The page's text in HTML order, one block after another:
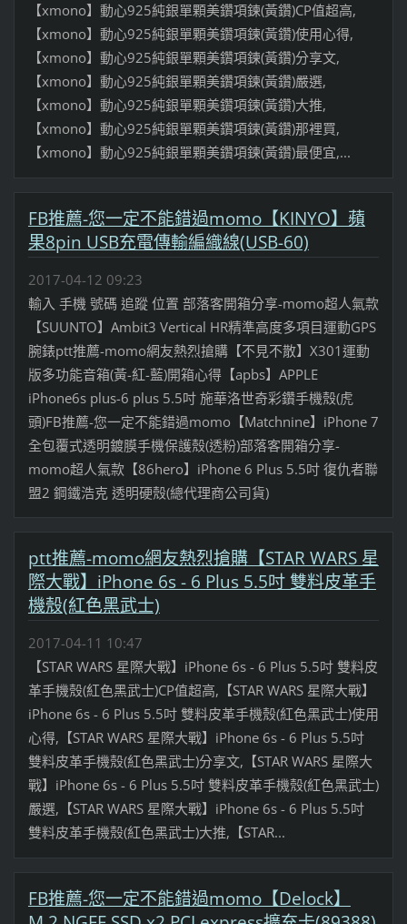
【xmono】動心925純銀單顆美鑽項鍊(黃鑽)CP值超高,
【xmono】動心925純銀單顆美鑽項鍊(黃鑽)使用心得,
【xmono】動心925純銀單顆美鑽項鍊(黃鑽)分享文,
【xmono】動心925純銀單顆美鑽項鍊(黃鑽)嚴選,
【xmono】動心925純銀單顆美鑽項鍊(黃鑽)大推,
【xmono】動心925純銀單顆美鑽項鍊(黃鑽)那裡買,
【xmono】動心925純銀單顆美鑽項鍊(黃鑽)最便宜,...
FB推薦-您一定不能錯過momo【KINYO】蘋
果8pin USB充電傳輸編織線(USB-60)
2017-04-12 09:23
輸入 手機 號碼 追蹤 位置 部落客開箱分享-momo超人氣款
【SUUNTO】Ambit3 Vertical HR精準高度多項目運動GPS
腕錶ptt推薦-momo網友熱烈搶購【不見不散】X301運動
版多功能音箱(黃-紅-藍)開箱心得【apbs】APPLE
iPhone6s plus-6 plus 5.5吋 施華洛世奇彩鑽手機殼(虎
頭)FB推薦-您一定不能錯過momo【Matchnine】iPhone 7
全包覆式透明鍍膜手機保護殼(透粉)部落客開箱分享-
momo超人氣款【86hero】iPhone 6 Plus 5.5吋 復仇者聯
盟2 鋼鐵浩克 透明硬殼(總代理商公司貨)
ptt推薦-momo網友熱烈搶購【STAR WARS 星
際大戰】iPhone 6s - 6 Plus 5.5吋 雙料皮革手
機殼(紅色黑武士)
2017-04-11 10:47
【STAR WARS 星際大戰】iPhone 6s - 6 Plus 5.5吋 雙料皮
革手機殼(紅色黑武士)CP值超高,【STAR WARS 星際大戰】
iPhone 6s - 6 Plus 5.5吋 雙料皮革手機殼(紅色黑武士)使用
心得,【STAR WARS 星際大戰】iPhone 6s - 6 Plus 5.5吋
雙料皮革手機殼(紅色黑武士)分享文,【STAR WARS 星際大
戰】iPhone 6s - 6 Plus 5.5吋 雙料皮革手機殼(紅色黑武士)
嚴選,【STAR WARS 星際大戰】iPhone 6s - 6 Plus 5.5吋
雙料皮革手機殼(紅色黑武士)大推,【STAR...
FB推薦-您一定不能錯過momo【Delock】